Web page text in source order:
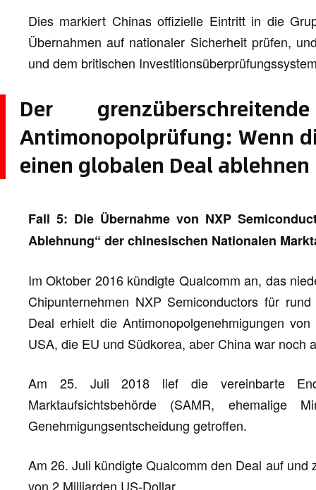
Dies markiert Chinas offizielle Eintritt in die
Übernahmen auf nationaler Sicherheit prüfen,
und dem britischen
Der
Antimonopolprüfung: Wenn
einen globalen Deal
Fall 5: Die Übernahme von NXP
Ablehnung“ der chinesischen Nationalen
Im Oktober 2016 kündigte Qualcomm an, das
Chipunternehmen NXP Semiconductors für
Deal erhielt die Antimonopolgenehmigungen
USA, die EU und Südkorea, aber China war noch
Am 25. Juli 2018 lief die vereinbarte
Marktaufsichtsbehörde (SAMR,
Genehmigungsentscheidung getroffen.
Am 26. Juli kündigte Qualcomm den Deal auf
von 2 Milliarden US-Dollar.